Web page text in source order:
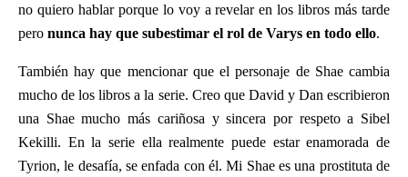
no quiero hablar porque lo voy a revelar en los libros más tarde
pero nunca hay que subestimar el rol de Varys en todo ello.
También hay que mencionar que el personaje de Shae cambia
mucho de los libros a la serie. Creo que David y Dan escribieron
una Shae mucho más cariñosa y sincera por respeto a Sibel
Kekilli. En la serie ella realmente puede estar enamorada de
Tyrion, le desafía, se enfada con él. Mi Shae es una prostituta de